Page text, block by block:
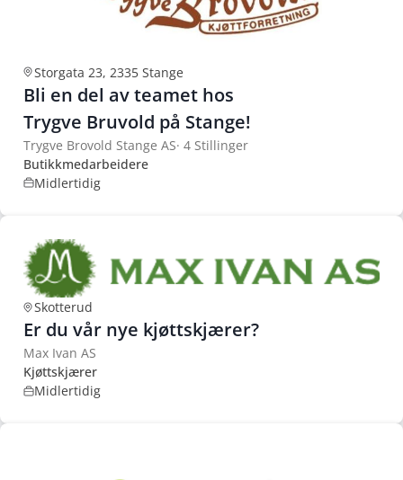
Storgata 23, 2335 Stange
Bli en del av teamet hos
Trygve Bruvold på Stange!
Trygve Brovold Stange AS· 4 Stillinger
Butikkmedarbeidere
Midlertidig
Skotterud
Er du vår nye kjøttskjærer?
Max Ivan AS
Kjøttskjærer
Midlertidig